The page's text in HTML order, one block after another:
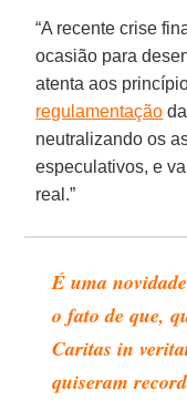
“A recente crise
ocasião para
atenta aos
regulamentação
neutralizando os
especulativos, e
real.”
É uma
o fato de que,
Caritas in
quiseram